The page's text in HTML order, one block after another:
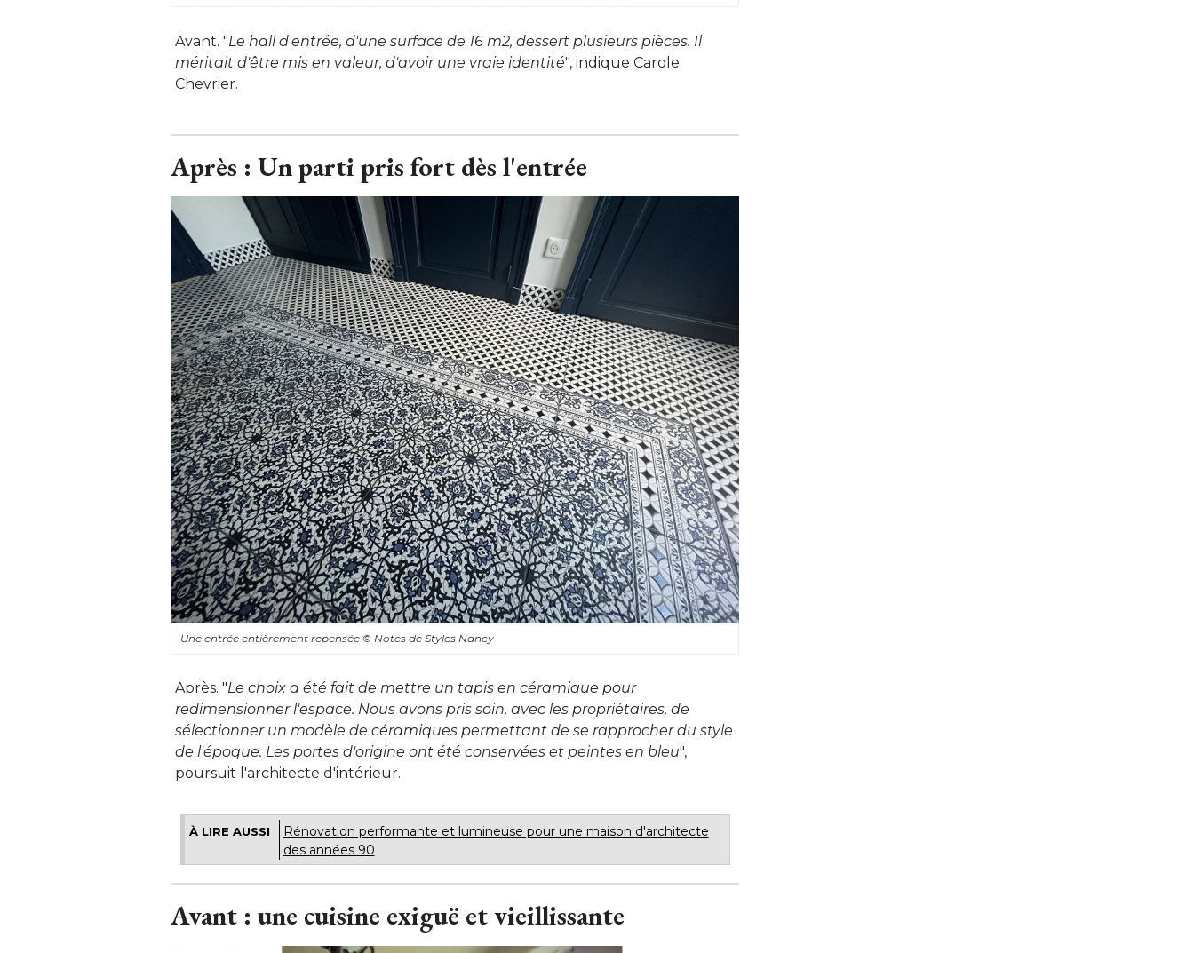
Avant. "Le hall d'entrée, d'une surface de 16 m2, dessert plusieurs pièces. Il
méritait d'être mis en valeur, d'avoir une vraie identité", indique Carole
Chevrier.
Après : Un parti pris fort dès l'entrée
Une entrée entièrement repensée© Notes de Styles Nancy
Après. "Le choix a été fait de mettre un tapis en céramique pour
redimensionner l'espace. Nous avons pris soin, avec les propriétaires, de
sélectionner un modèle de céramiques permettant de se rapprocher du style
de l'époque. Les portes d'origine ont été conservées et peintes en bleu",
poursuit l'architecte d'intérieur.
À LIRE AUSSI
Rénovation performante et lumineuse pour une maison d'architecte
des années 90
Avant : une cuisine exiguë et vieillissante